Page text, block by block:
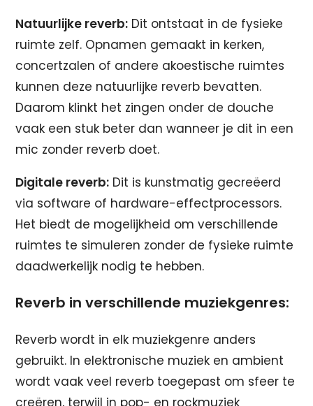
Natuurlijke reverb: Dit ontstaat in de fysieke
ruimte zelf. Opnamen gemaakt in kerken,
concertzalen of andere akoestische ruimtes
kunnen deze natuurlijke reverb bevatten.
Daarom klinkt het zingen onder de douche
vaak een stuk beter dan wanneer je dit in een
mic zonder reverb doet.
Digitale reverb: Dit is kunstmatig gecreëerd
via software of hardware-effectprocessors.
Het biedt de mogelijkheid om verschillende
ruimtes te simuleren zonder de fysieke ruimte
daadwerkelijk nodig te hebben.
Reverb in verschillende muziekgenres:
Reverb wordt in elk muziekgenre anders
gebruikt. In elektronische muziek en ambient
wordt vaak veel reverb toegepast om sfeer te
creëren, terwijl in pop- en rockmuziek